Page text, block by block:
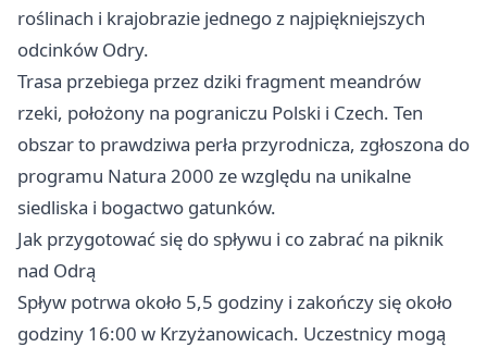
roślinach i krajobrazie jednego z najpiękniejszych
odcinków Odry.
Trasa przebiega przez dziki fragment meandrów
rzeki, położony na pograniczu Polski i Czech. Ten
obszar to prawdziwa perła przyrodnicza, zgłoszona do
programu Natura 2000 ze względu na unikalne
siedliska i bogactwo gatunków.
Jak przygotować się do spływu i co zabrać na piknik
nad Odrą
Spływ potrwa około 5,5 godziny i zakończy się około
godziny 16:00 w Krzyżanowicach. Uczestnicy mogą